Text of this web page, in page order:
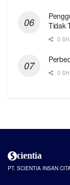
Tidak
0
0
PT. SCIENTIA INSAN